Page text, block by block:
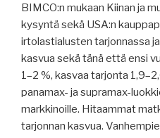
BIMCO:n mukaan Kiinan ja
kysyntä sekä USA:n
irtolastialusten tarjonnassa
kasvua sekä tänä että ensi
1–2 %, kasvaa tarjonta
panamax- ja supramax-
markkinoille. Hitaammat
tarjonnan kasvua.